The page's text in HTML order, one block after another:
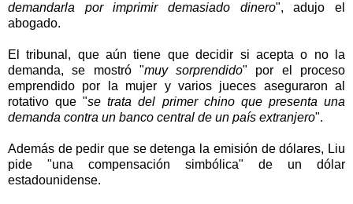
demandarla por imprimir demasiado dinero", adujo el
abogado.
El tribunal, que aún tiene que decidir si acepta o no la
demanda, se mostró "muy sorprendido" por el proceso
emprendido por la mujer y varios jueces aseguraron al
rotativo que "se trata del primer chino que presenta una
demanda contra un banco central de un país extranjero".
Además de pedir que se detenga la emisión de dólares, Liu
pide "una compensación simbólica" de un dólar
estadounidense.